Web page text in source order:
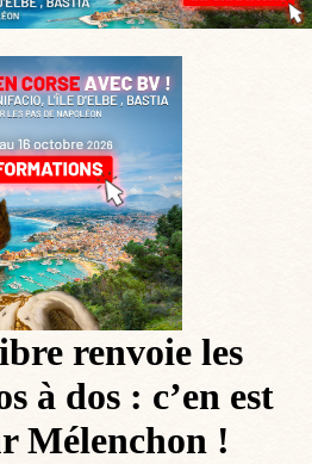
renvoie les
à dos : c’en est
Mélenchon !